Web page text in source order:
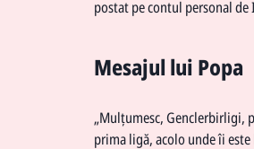
postat pe contul personal de
Mesajul lui Popa
„Mulțumesc, Genclerbirligi,
prima ligă, acolo unde îi